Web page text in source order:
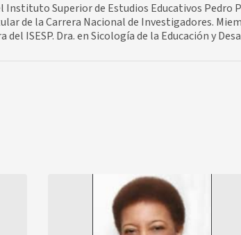
Instituto Superior de Estudios Educativos Pedro
de la Carrera Nacional de Investigadores.
del ISESP. Dra. en Sicología de la Educación y